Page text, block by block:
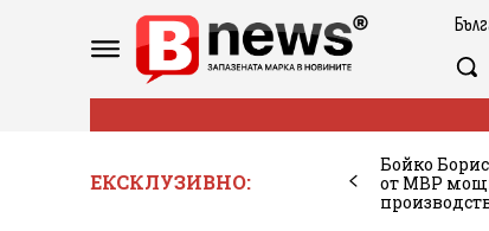
ЕКСКЛУЗИВНО:
Бойко
от МВР